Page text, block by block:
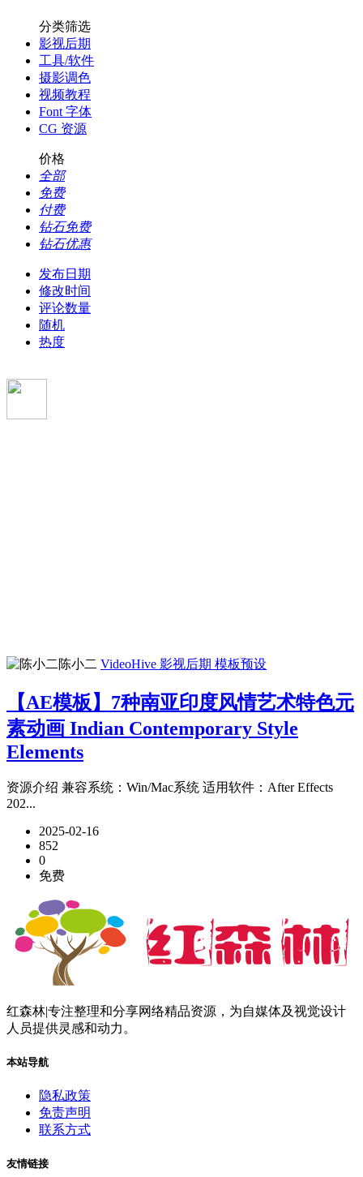
分类筛选
影视后期
工具/软件
摄影调色
视频教程
Font 字体
CG 资源
价格
全部
免费
付费
钻石免费
钻石优惠
发布日期
修改时间
评论数量
随机
热度
陈小二 VideoHive 影视后期 模板预设
【AE模板】7种南亚印度风情艺术特色元
素动画 Indian Contemporary Style
Elements
资源介绍 兼容系统：Win/Mac系统 适用软件：After Effects
202...
2025-02-16
852
0
免费
红森林|专注整理和分享网络精品资源，为自媒体及视觉设计
人员提供灵感和动力。
本站导航
隐私政策
免责声明
联系方式
友情链接